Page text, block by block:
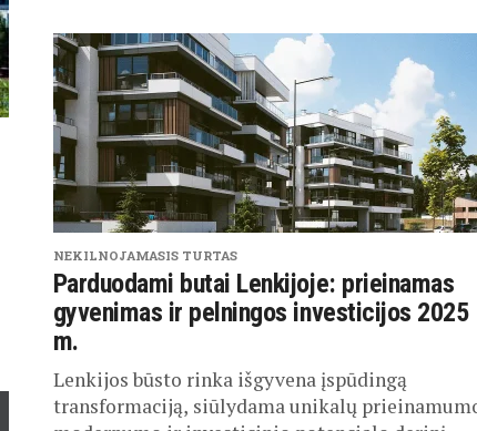
NEKILNOJAMASIS TURTAS
Parduodami butai Lenkijoje: prieinamas
gyvenimas ir pelningos investicijos 2025
m.
Lenkijos būsto rinka išgyvena įspūdingą
transformaciją, siūlydama unikalų